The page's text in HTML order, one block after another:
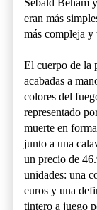
Sebald Beham
eran más
más compleja
El cuerpo de la
acabadas a
colores del
representado
muerte en
junto a una
un precio de
unidades: una
euros y una
tintero a juego